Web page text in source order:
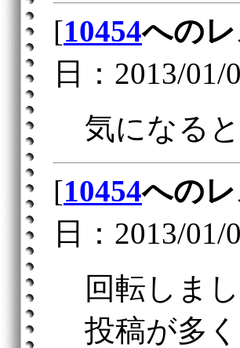
[10454への
日：2013/01/
気になる
[10454への
日：2013/01/
回転しまし
投稿が多